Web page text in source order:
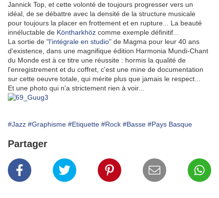
Jannick Top, et cette volonté de toujours progresser vers un
idéal, de se débattre avec la densité de la structure musicale
pour toujours la placer en frottement et en rupture... La beauté
innéluctable de Köntharkhöz comme exemple définitif...
La sortie de "l'intégrale en studio" de Magma pour leur 40 ans
d'existence, dans une magnifique édition Harmonia Mundi-Chant
du Monde est à ce titre une réussite : hormis la qualité de
l'enregistrement et du coffret, c'est une mine de documentation
sur cette oeuvre totale, qui mérite plus que jamais le respect...
Et une photo qui n'a strictement rien à voir...
#Jazz #Graphisme #Etiquette #Rock #Basse #Pays Basque
Partager